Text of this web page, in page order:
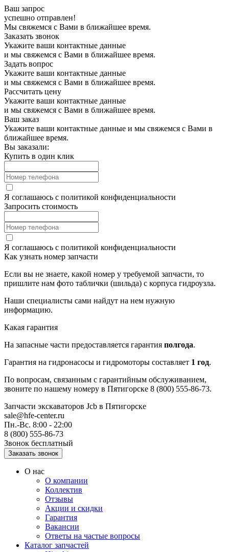
Ваш запрос
успешно отправлен!
Мы свяжемся с Вами в ближайшее время.
Заказать звонок
Укажите ваши контактные данные
и мы свяжемся с Вами в ближайшее время.
Задать вопрос
Укажите ваши контактные данные
и мы свяжемся с Вами в ближайшее время.
Рассчитать цену
Укажите ваши контактные данные
и мы свяжемся с Вами в ближайшее время.
Ваш заказ
Укажите ваши контактные данные и мы свяжемся с Вами в
ближайшее время.
Вы заказали:
Купить в один клик
Я соглашаюсь с политикой конфиденциальности
Запросить стоимость
Я соглашаюсь с политикой конфиденциальности
Как узнать номер запчасти
Если вы не знаете, какой номер у требуемой запчасти, то
пришлите нам фото таблички (шильда) с корпуса гидроузла.
Наши специалисты сами найдут на нем нужную
информацию.
Какая гарантия
На запасные части предоставляется гарантия полгода.
Гарантия на гидронасосы и гидромоторы составляет 1 год.
По вопросам, связанным с гарантийным обслуживанием,
звоните по нашему номеру в Пятигорске 8 (800) 555-86-73.
Запчасти экскаваторов Jcb в Пятигорске
sale@hfe-center.ru
Пн.-Вс. 8:00 - 22:00
8 (800) 555-86-73
Звонок бесплатный
О нас
О компании
Коллектив
Отзывы
Акции и скидки
Гарантия
Вакансии
Ответы на частые вопросы
Каталог запчастей